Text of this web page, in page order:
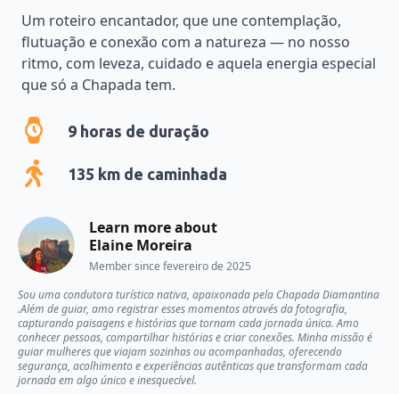
Um roteiro encantador, que une contemplação,
flutuação e conexão com a natureza — no nosso
ritmo, com leveza, cuidado e aquela energia especial
que só a Chapada tem.
9 horas de duração
135 km de caminhada
Learn more about
Elaine Moreira
Member since fevereiro de 2025
Sou uma condutora turística nativa, apaixonada pela Chapada Diamantina
.Além de guiar, amo registrar esses momentos através da fotografia,
capturando paisagens e histórias que tornam cada jornada única. Amo
conhecer pessoas, compartilhar histórias e criar conexões. Minha missão é
guiar mulheres que viajam sozinhas ou acompanhadas, oferecendo
segurança, acolhimento e experiências autênticas que transformam cada
jornada em algo único e inesquecível.